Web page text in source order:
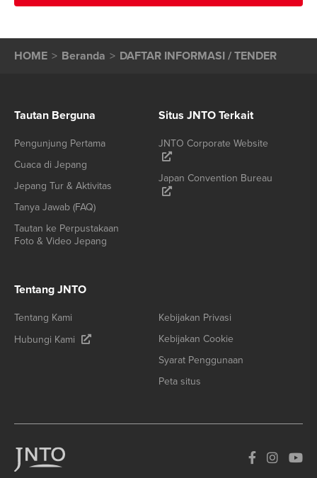
HOME Beranda DAFTAR INFORMASI / TENDER
Tautan Berguna
Pengunjung Pertama
Cuaca di Jepang
Jepang Tur & Aktivitas
Tanya Jawab (FAQ)
Tautan ke Perpustakaan
Foto & Video Jepang
Situs JNTO Terkait
JNTO Corporate Website
Japan Convention Bureau
Tentang JNTO
Tentang Kami
Hubungi Kami
Kebijakan Privasi
Kebijakan Cookie
Syarat Penggunaan
Peta situs